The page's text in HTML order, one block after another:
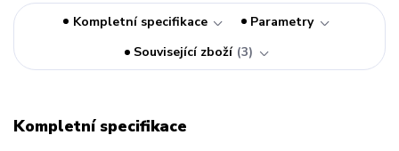
Kompletní specifikace
Parametry
Související zboží 3
Kompletní specifikace